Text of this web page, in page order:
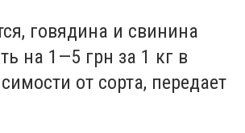
говядина и свинина
на 1—5 грн за 1 кг в
от сорта, передает